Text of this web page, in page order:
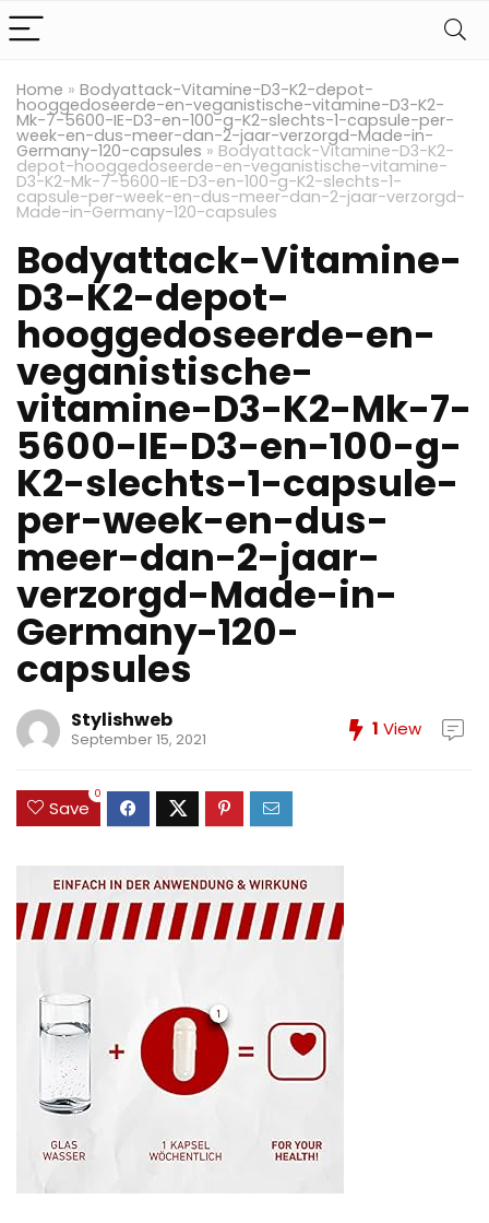
Home » Bodyattack-Vitamine-D3-K2-depot-
hooggedoseerde-en-veganistische-vitamine-D3-K2-
Mk-7-5600-IE-D3-en-100-g-K2-slechts-1-capsule-per-
week-en-dus-meer-dan-2-jaar-verzorgd-Made-in-
Germany-120-capsules » Bodyattack-Vitamine-D3-K2-
depot-hooggedoseerde-en-veganistische-vitamine-
D3-K2-Mk-7-5600-IE-D3-en-100-g-K2-slechts-1-
capsule-per-week-en-dus-meer-dan-2-jaar-verzorgd-
Made-in-Germany-120-capsules
Bodyattack-Vitamine-
D3-K2-depot-
hooggedoseerde-en-
veganistische-
vitamine-D3-K2-Mk-7-
5600-IE-D3-en-100-g-
K2-slechts-1-capsule-
per-week-en-dus-
meer-dan-2-jaar-
verzorgd-Made-in-
Germany-120-
capsules
Stylishweb
September 15, 2021 1 View
Save
0